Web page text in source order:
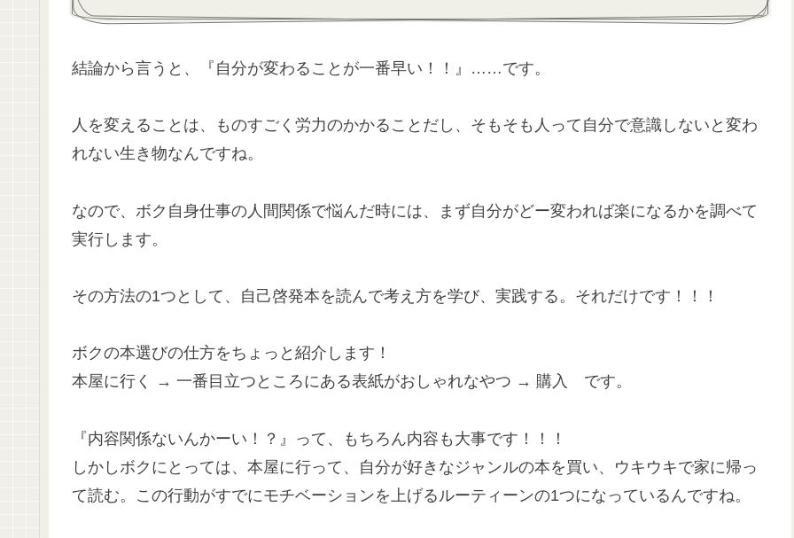
結論から言うと、『自分が変わることが一番早い！！』……です。
人を変えることは、ものすごく労力のかかることだし、そもそも人って自分で意識しないと変わ
れない生き物なんですね。
なので、ボク自身仕事の人間関係で悩んだ時には、まず自分がどー変われば楽になるかを調べて
実行します。
その方法の1つとして、自己啓発本を読んで考え方を学び、実践する。それだけです！！！
ボクの本選びの仕方をちょっと紹介します！
本屋に行く → 一番目立つところにある表紙がおしゃれなやつ → 購入 です。
『内容関係ないんかーい！？』って、もちろん内容も大事です！！！
しかしボクにとっては、本屋に行って、自分が好きなジャンルの本を買い、ウキウキで家に帰っ
て読む。この行動がすでにモチベーションを上げるルーティーンの1つになっているんですね。